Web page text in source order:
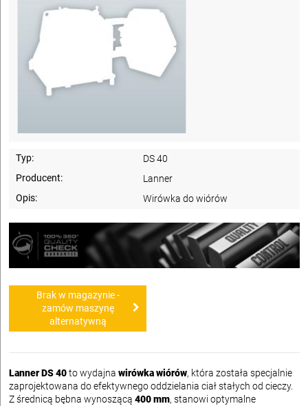
Typ:
DS 40
Producent:
Lanner
Opis:
Wirówka do wiórów
Brak w magazynie -
zamów maszynę
alternatywną
Lanner DS 40to wydajna wirówka wiórów, która została specjalnie
zaprojektowana do efektywnego oddzielania ciał stałych od cieczy.
Z średnicą bębna wynoszącą 400 mm, stanowi optymalne